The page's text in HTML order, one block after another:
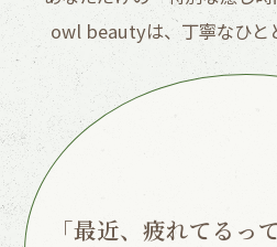
owl beautyは、丁寧なひと
「最近、疲れてるっ